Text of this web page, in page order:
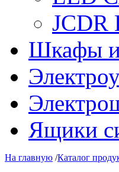
JCDR
Шкафы
Ящики
На главную /Каталог